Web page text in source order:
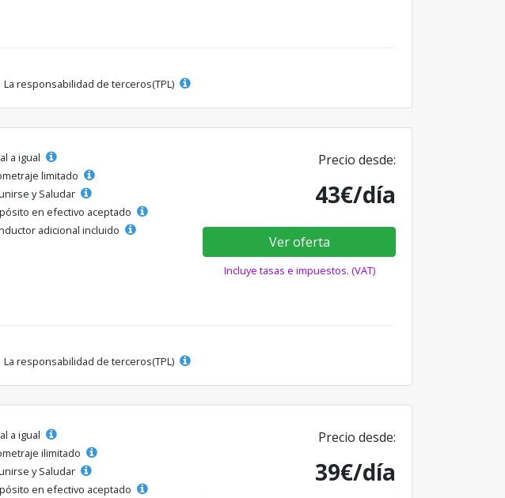
La responsabilidad de terceros(TPL)
a igual
limitado
y Saludar
en efectivo aceptado
adicional incluido
Precio desde:
43€/día
Ver oferta
Incluye tasas e impuestos. (VAT)
La responsabilidad de terceros(TPL)
a igual
ilimitado
y Saludar
en efectivo aceptado
Precio desde:
39€/día